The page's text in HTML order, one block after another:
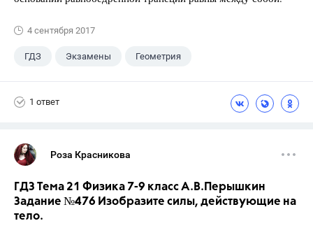
4 сентября 2017
ГДЗ Экзамены Геометрия
1 ответ
Роза Красникова
ГДЗ Тема 21 Физика 7-9 класс А.В.Перышкин
Задание №476 Изобразите силы, действующие на
тело.